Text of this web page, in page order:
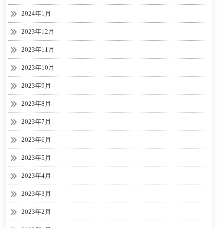
2024年1月
2023年12月
2023年11月
2023年10月
2023年9月
2023年8月
2023年7月
2023年6月
2023年5月
2023年4月
2023年3月
2023年2月